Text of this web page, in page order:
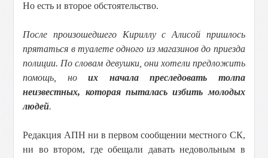
Но есть и второе обстоятельство.
После произошедшего Кириллу с Алисой пришлось
прятаться в туалете одного из магазинов до приезда
полиции. По словам девушки, они хотели предложить
помощь, ноих начала преследовать толпа
неизвестных, которая пыталась избить молодых
людей.
Редакция АПН ни в первом сообщении местного СК,
ни во втором, где обещали давать недовольным в